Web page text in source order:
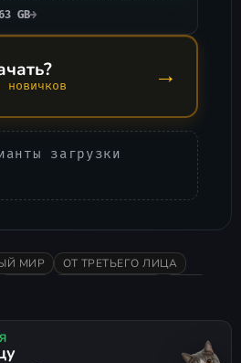
GB→
новичков →
загрузки
МИР
ОТ ТРЕТЬЕГО ЛИЦА